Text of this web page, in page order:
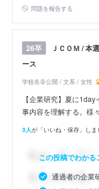
問題を報告する
26卒
ＪＣＯＭ / 本
ース
学校名非公開 / 文系 / 女性
【企業研究】夏に
事内容を理解する。様
3人が「いいね・保存」しま
この投稿でわかる
通過者の企業